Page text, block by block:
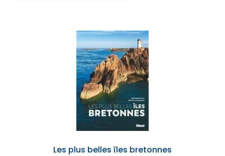
Les plus belles îles bretonnes